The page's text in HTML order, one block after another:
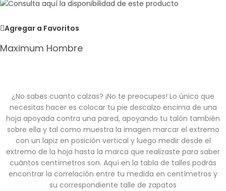
Agregar a Favoritos
Maximum Hombre
¿No sabes cuanto calzas? ¡No te preocupes! Lo único que
necesitas hacer es colocar tu pie descalzo encima de una
hoja apoyada contra una pared, apoyando tu talón también
sobre ella y tal como muestra la imagen marcar el extremo
con un lapiz en posición vertical y luego medir desde el
extremo de la hoja hasta la marca que realizaste para saber
cuántos centímetros son. Aquí en la tabla de talles podrás
encontrar la correlación entre tu medida en centímetros y
su correspondiente talle de zapatos